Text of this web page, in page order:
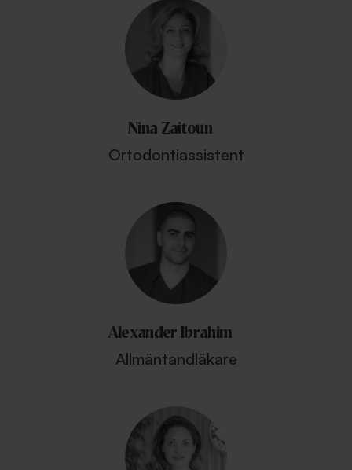
Nina Zaitoun
Ortodontiassistent
Alexander Ibrahim
Allmäntandläkare